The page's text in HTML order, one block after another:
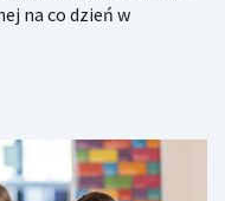
na co dzień w